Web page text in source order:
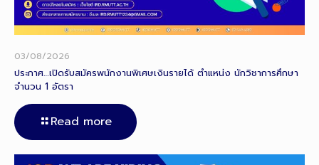
03/08/2026
ประกาศ…เปิดรับสมัครพนักงานพิเศษเงินรายได้ ตำแหน่ง นักวิชาการศึกษา
จำนวน 1 อัตรา
Read more